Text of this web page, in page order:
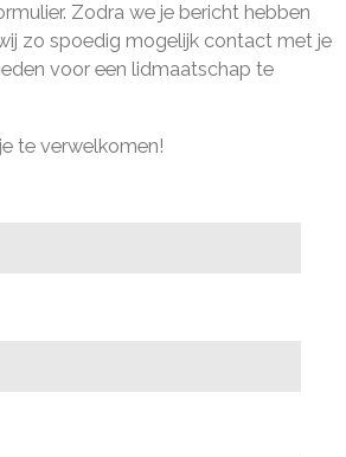
Zodra we je bericht hebben
zo spoedig mogelijk contact met je
voor een lidmaatschap te
te verwelkomen!